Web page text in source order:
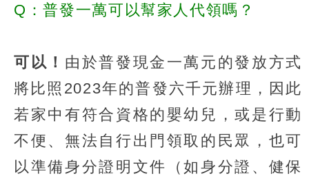
Q：普發一萬可以幫家人代領嗎？
可以！ 由於普發現金一萬元的發放方式
將比照2023年的普發六千元辦理，因此
若家中有符合資格的嬰幼兒，或是行動
不便、無法自行出門領取的民眾，也可
以準備身分證明文件（如身分證、健保